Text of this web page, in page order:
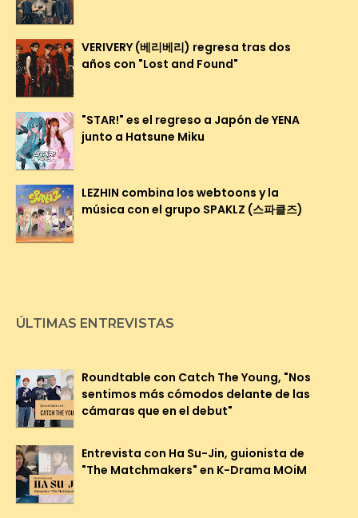
VERIVERY (베리베리) regresa tras dos
años con "Lost and Found"
"STAR!" es el regreso a Japón de YENA
junto a Hatsune Miku
LEZHIN combina los webtoons y la
música con el grupo SPAKLZ (스파클즈)
ÚLTIMAS ENTREVISTAS
Roundtable con Catch The Young, "Nos
sentimos más cómodos delante de las
cámaras que en el debut"
Entrevista con Ha Su-Jin, guionista de
"The Matchmakers" en K-Drama MOiM